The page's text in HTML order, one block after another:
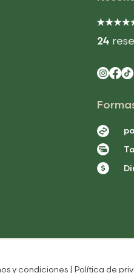
24
y condiciones |Política de